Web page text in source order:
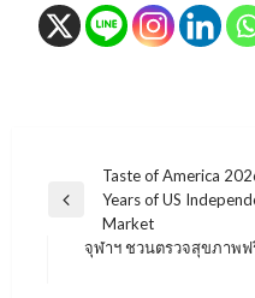
แนะแนว
เรื่อง
Previous
Taste of America
Years of US
Market
จุฬาฯ ชวนตรวจสุขภาพฟ